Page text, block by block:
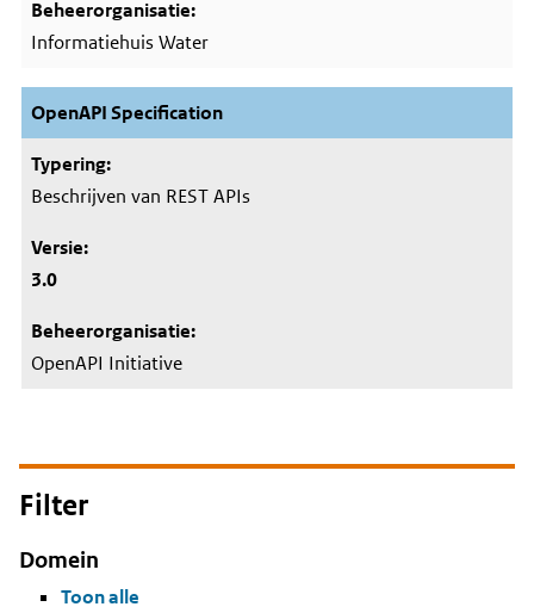
Informatiehuis Water
OpenAPI Specification
Beschrijven van REST APIs
3.0
OpenAPI Initiative
Filter
Domein
Toon alle